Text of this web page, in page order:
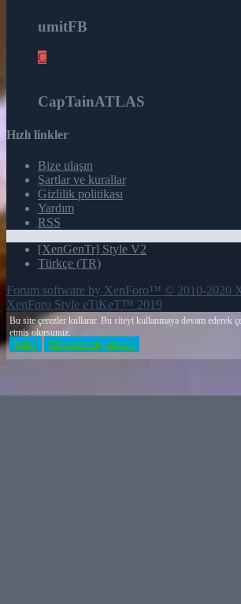
umitFB
C
CapTainATLAS
Hızlı linkler
Bize ulaşın
Şartlar ve kurallar
Gizlilik politikası
Yardım
RSS
[XenGenTr] Style V2
Türkçe (TR)
Forum software by XenForo™ © 2010-2020
XenForo Style eTiKeT™ 2019
Bu site çerezler kullanır. Bu siteyi kullanmaya devam ederek
etmiş olursunuz.
Kabul
Daha fazla bilgi edin…